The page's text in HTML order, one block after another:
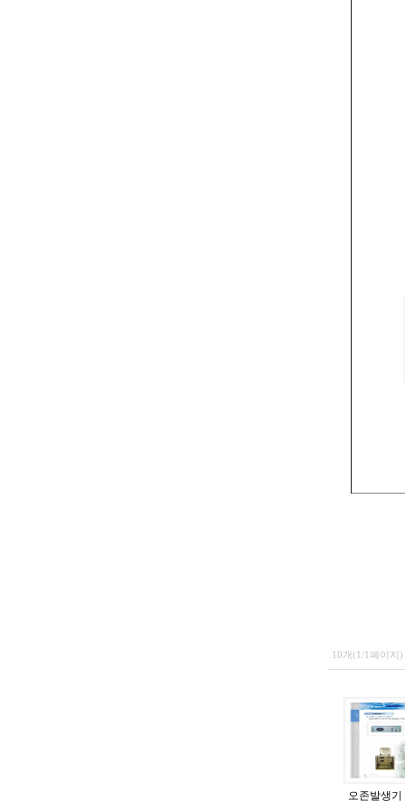
10개(1/1페이지)
오존발생기